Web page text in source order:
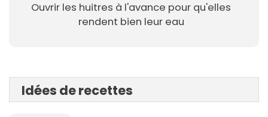
Ouvrir les huitres à l'avance pour qu'elles
rendent bien leur eau
Idées de recettes